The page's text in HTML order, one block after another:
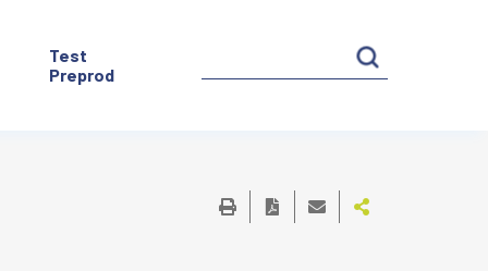
Test
Preprod